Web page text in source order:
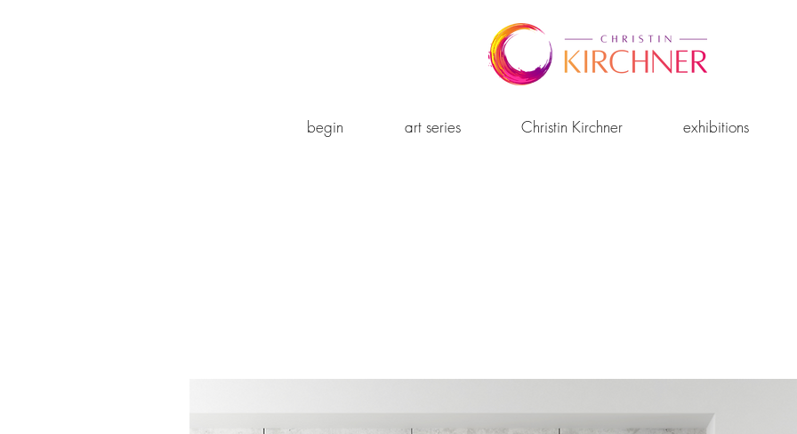
begin art series Christin Kirchner exhibitions